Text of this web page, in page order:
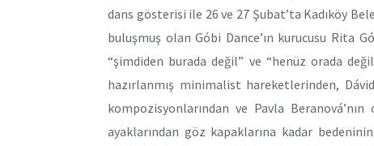
dans gösterisi ile 26 ve 27 Şubat’ta Kadıköy
buluşmuş olan Góbi Dance’ın kurucusu Rita
“şimdiden burada değil” ve “henüz orada
hazırlanmış minimalist hareketlerinden,
kompozisyonlarından ve Pavla
ayaklarından göz kapaklarına kadar